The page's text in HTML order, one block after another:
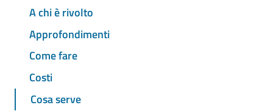
A chi è rivolto
Approfondimenti
Come fare
Costi
Cosa serve